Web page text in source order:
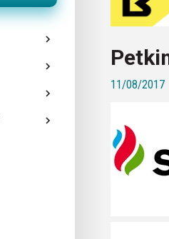
Armaloy PC/ABS-1IM
Профильная
покупка, обмен
11/08/2017